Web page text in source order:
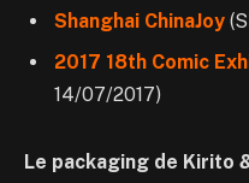
Shanghai ChinaJoy
2017 18th Comic
14/07/2017)
Le packaging de Kirito